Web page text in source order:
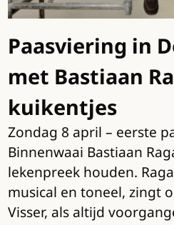
Paasviering in
met Bastiaan
kuikentjes
Zondag 8 april – eerste
Binnenwaai Bastiaan
lekenpreek houden.
musical en toneel, zingt
Visser, als altijd